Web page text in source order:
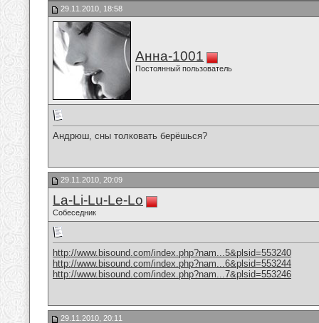
29.11.2010, 18:58
Анна-1001
Постоянный пользователь
Андрюш, сны толковать берёшься?
29.11.2010, 20:09
La-Li-Lu-Le-Lo
Собеседник
http://www.bisound.com/index.php?nam...5&plsid=553240
http://www.bisound.com/index.php?nam...6&plsid=553244
http://www.bisound.com/index.php?nam...7&plsid=553246
29.11.2010, 20:11